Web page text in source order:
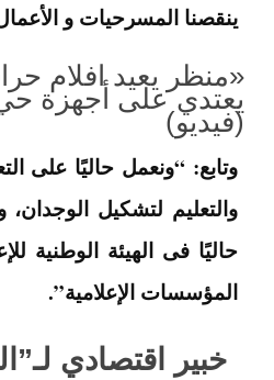
ينقصنا المسرحيات و الأعمال
«منظر يعيد افلام
يعتدي على أجهزة
(فيديو)
وتابع: “ونعمل حاليًا على
والتعليم لتشكيل
حاليًا فى الهيئة الوطنية
المؤسسات الإعلامية”.
خبير اقتصادي